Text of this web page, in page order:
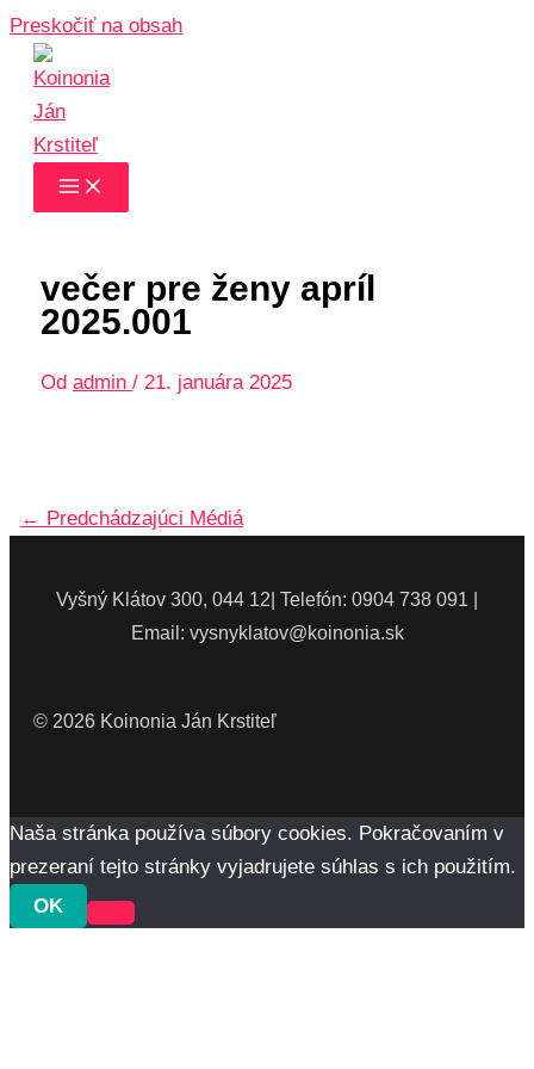
Preskočiť na obsah
večer pre ženy apríl
2025.001
Od admin/21. januára 2025
← Predchádzajúci Médiá
Vyšný Klátov 300, 044 12| Telefón: 0904 738 091 |
Email: vysnyklatov@koinonia.sk
© 2026 Koinonia Ján Krstiteľ
Naša stránka používa súbory cookies. Pokračovaním v
prezeraní tejto stránky vyjadrujete súhlas s ich použitím.
OK